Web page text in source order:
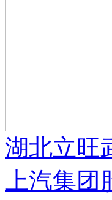
湖北立旺
上汽集